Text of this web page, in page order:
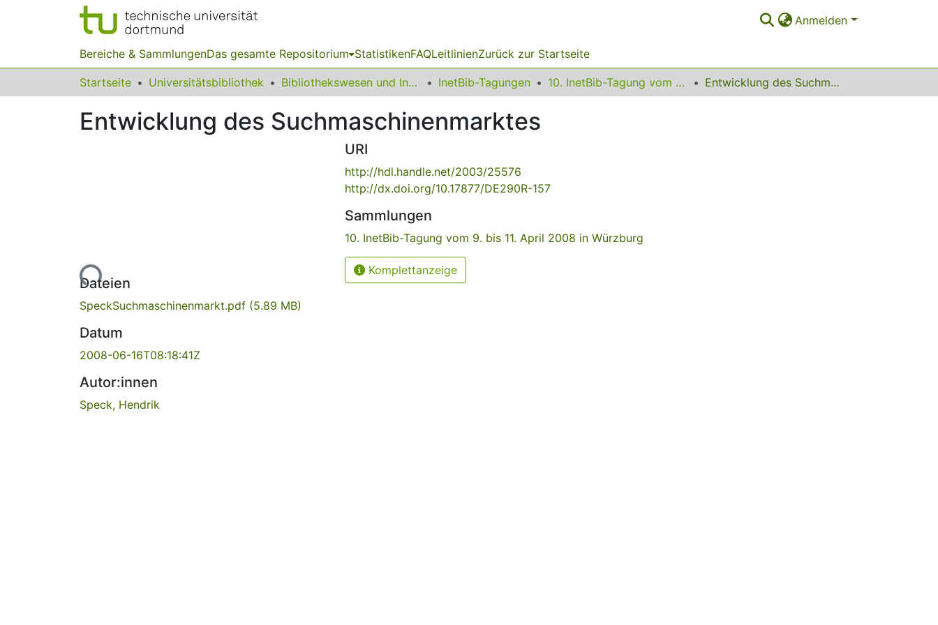
Anmelden
Bereiche & SammlungenDas gesamte Repositorium StatistikenFAQLeitlinienZurück zur Startseite
Startseite Universitätsbibliothek Bibliothekswesen und Information InetBib-Tagungen 10. InetBib-Tagung vom 9. bis 11. April 2008 in Würzburg Entwicklung des Suchmaschinenmarktes
Entwicklung des Suchmaschinenmarktes
Lade...
Dateien
SpeckSuchmaschinenmarkt.pdf (5.89 MB)
Datum
2008-06-16T08:18:41Z
Autor:innen
Speck, Hendrik
URI
http://hdl.handle.net/2003/25576
http://dx.doi.org/10.17877/DE290R-157
Sammlungen
10. InetBib-Tagung vom 9. bis 11. April 2008 in Würzburg
Komplettanzeige